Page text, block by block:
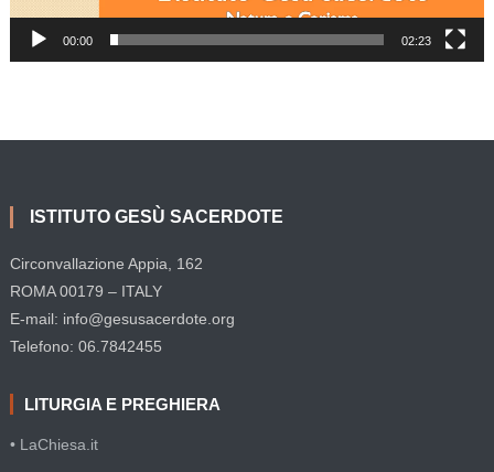
00:00 02:23
ISTITUTO GESÙ SACERDOTE
Circonvallazione Appia, 162
ROMA 00179 – ITALY
E-mail: info@gesusacerdote.org
Telefono: 06.7842455
LITURGIA E PREGHIERA
• LaChiesa.it